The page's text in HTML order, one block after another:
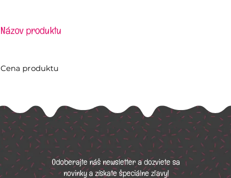
Názov produktu
Cena produktu
Odoberajte náš newsletter a dozviete sa
novinky a získate špeciálne zľavy!